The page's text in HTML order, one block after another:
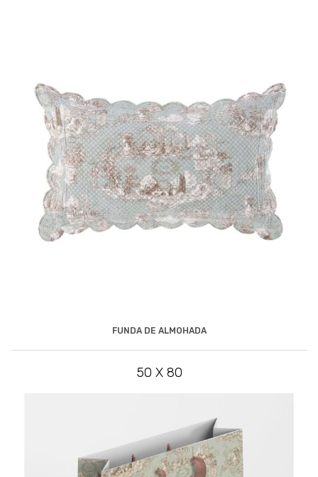
FUNDA DE ALMOHADA
50 X 80